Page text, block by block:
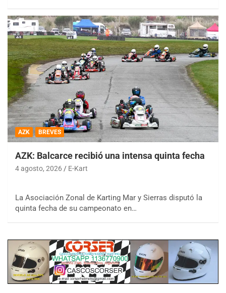
AZK BREVES
AZK: Balcarce recibió una intensa quinta fecha
4 agosto, 2026 E-Kart
La Asociación Zonal de Karting Mar y Sierras disputó la
quinta fecha de su campeonato en…